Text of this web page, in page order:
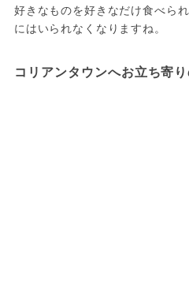
好きなものを好きなだけ食べら
にはいられなくなりますね。
コリアンタウンへお立ち寄